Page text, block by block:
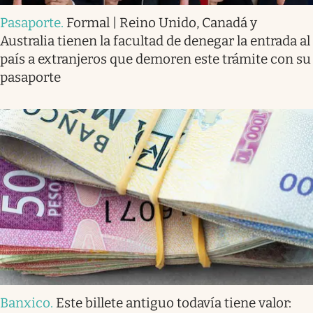
Pasaporte. Formal | Reino Unido, Canadá y
Australia tienen la facultad de denegar la entrada al
país a extranjeros que demoren este trámite con su
pasaporte
Banxico. Este billete antiguo todavía tiene valor: